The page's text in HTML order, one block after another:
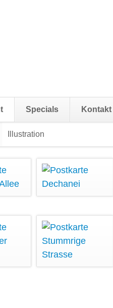
Specials Kontakt
überspringen
Illustration